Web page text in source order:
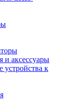
и аксессуары
устройства к